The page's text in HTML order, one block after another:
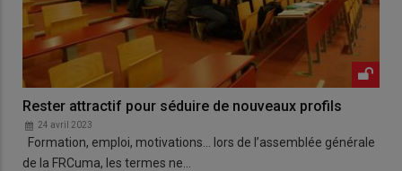
Rester attractif pour séduire de nouveaux profils
24 avril 2023
Formation, emploi, motivations… lors de l’assemblée générale
de la FRCuma, les termes ne…